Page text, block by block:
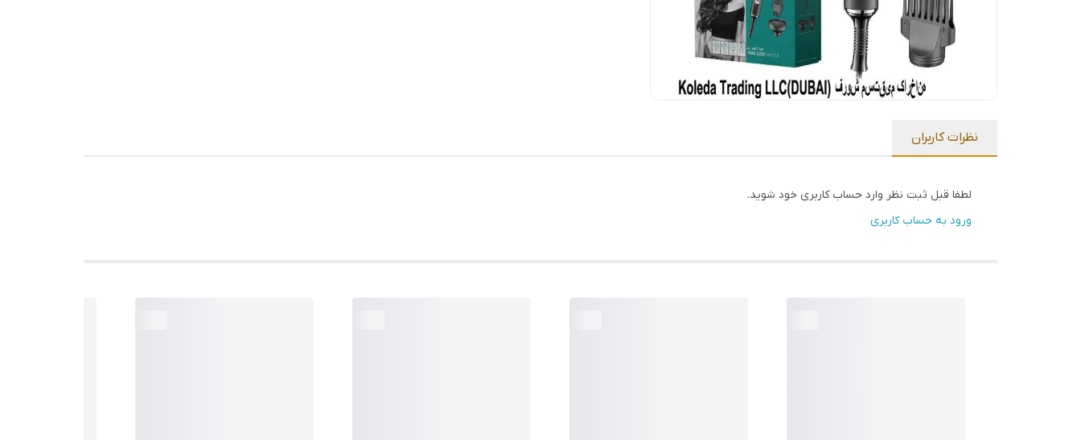
نظرات کاربران
لطفا قبل ثبت نظر وارد حساب کاربری خود شوید.
ورود به حساب کاربری